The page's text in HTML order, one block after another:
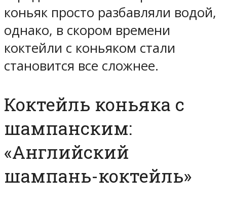
коньяк просто разбавляли водой,
однако, в скором времени
коктейли с коньяком стали
становится все сложнее.
Коктейль коньяка с
шампанским:
«Английский
шампань-коктейль»